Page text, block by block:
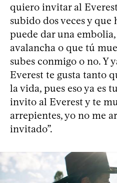
quiero invitar al
subido dos veces y que
puede dar una
avalancha o que tú
subes conmigo o no. Y
Everest te gusta tanto
la vida, pues eso ya es
invito al Everest y te
arrepientes, yo no me
invitado”.